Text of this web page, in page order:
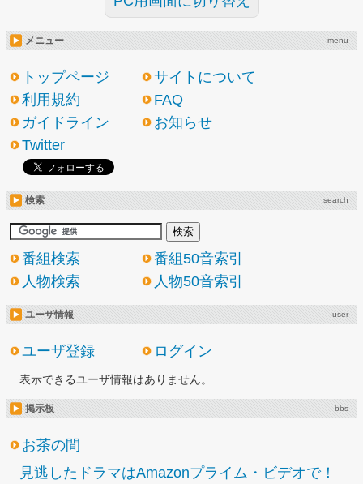
メニュー menu
トップページ
サイトについて
利用規約
FAQ
ガイドライン
お知らせ
Twitter
検索 search
番組検索
番組50音索引
人物検索
人物50音索引
ユーザ情報 user
ユーザ登録 ログイン
表示できるユーザ情報はありません。
掲示板 bbs
お茶の間
見逃したドラマはAmazonプライム・ビデオで！